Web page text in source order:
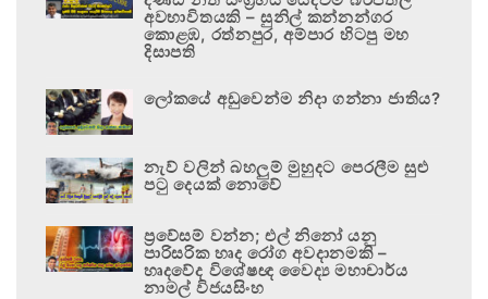
අවභාවිතයකි – සුනිල් කන්නන්ගර
කොළඹ, රත්නපුර, අම්පාර හිටපු මහ
දිසාපති
ලෝකයේ අඩුවෙන්ම නිදා ගන්නා ජාතිය?
නැව් වලින් බහලුම් මුහුදට පෙරලීම සුළු
පටු දෙයක් නොවේ
ප්‍රවේසම් වන්න; එල් නිනෝ යනු
පාරිසරික හෘද රෝග අවදානමකි –
හෘදවේද විශේෂඥ වෛද්‍ය මහාචාර්ය
නාමල් විජයසිංහ